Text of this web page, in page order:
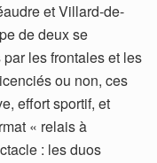
et Villard-de-
de deux se
les frontales et les
ou non, ces
effort sportif, et
« relais à
: les duos